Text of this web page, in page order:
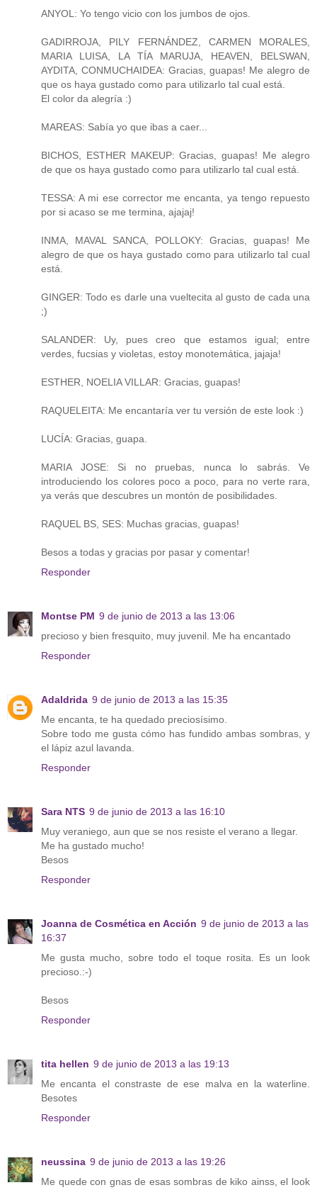
ANYOL: Yo tengo vicio con los jumbos de ojos.
GADIRROJA, PILY FERNÁNDEZ, CARMEN MORALES,
MARIA LUISA, LA TÍA MARUJA, HEAVEN, BELSWAN,
AYDITA, CONMUCHAIDEA: Gracias, guapas! Me alegro de
que os haya gustado como para utilizarlo tal cual está.
El color da alegría :)
MAREAS: Sabía yo que ibas a caer...
BICHOS, ESTHER MAKEUP: Gracias, guapas! Me alegro
de que os haya gustado como para utilizarlo tal cual está.
TESSA: A mi ese corrector me encanta, ya tengo repuesto
por si acaso se me termina, ajajaj!
INMA, MAVAL SANCA, POLLOKY: Gracias, guapas! Me
alegro de que os haya gustado como para utilizarlo tal cual
está.
GINGER: Todo es darle una vueltecita al gusto de cada una
;)
SALANDER: Uy, pues creo que estamos igual; entre
verdes, fucsias y violetas, estoy monotemática, jajaja!
ESTHER, NOELIA VILLAR: Gracias, guapas!
RAQUELEITA: Me encantaría ver tu versión de este look :)
LUCÍA: Gracias, guapa.
MARIA JOSE: Si no pruebas, nunca lo sabrás. Ve
introduciendo los colores poco a poco, para no verte rara,
ya verás que descubres un montón de posibilidades.
RAQUEL BS, SES: Muchas gracias, guapas!
Besos a todas y gracias por pasar y comentar!
Responder
Montse PM 9 de junio de 2013 a las 13:06
precioso y bien fresquito, muy juvenil. Me ha encantado
Responder
Adaldrida 9 de junio de 2013 a las 15:35
Me encanta, te ha quedado preciosísimo.
Sobre todo me gusta cómo has fundido ambas sombras, y
el lápiz azul lavanda.
Responder
Sara NTS 9 de junio de 2013 a las 16:10
Muy veraniego, aun que se nos resiste el verano a llegar.
Me ha gustado mucho!
Besos
Responder
Joanna de Cosmética en Acción 9 de junio de 2013 a las
16:37
Me gusta mucho, sobre todo el toque rosita. Es un look
precioso.:-)
Besos
Responder
tita hellen 9 de junio de 2013 a las 19:13
Me encanta el constraste de ese malva en la waterline.
Besotes
Responder
neussina 9 de junio de 2013 a las 19:26
Me quede con gnas de esas sombras de kiko ainss, el look